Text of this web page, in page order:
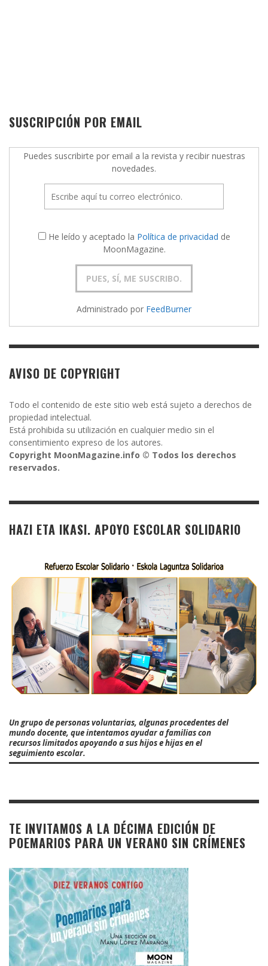
SUSCRIPCIÓN POR EMAIL
Puedes suscribirte por email a la revista y recibir nuestras
novedades.
He leído y aceptado la Política de privacidad de
MoonMagazine.
Administrado por FeedBurner
AVISO DE COPYRIGHT
Todo el contenido de este sitio web está sujeto a derechos de
propiedad intelectual.
Está prohibida su utilización en cualquier medio sin el
consentimiento expreso de los autores.
Copyright MoonMagazine.info © Todos los derechos
reservados.
HAZI ETA IKASI. APOYO ESCOLAR SOLIDARIO
Un grupo de personas voluntarias, algunas procedentes del
mundo docente, que intentamos ayudar a familias con
recursos limitados apoyando a sus hijos e hijas en el
seguimiento escolar.
TE INVITAMOS A LA DÉCIMA EDICIÓN DE
POEMARIOS PARA UN VERANO SIN CRÍMENES